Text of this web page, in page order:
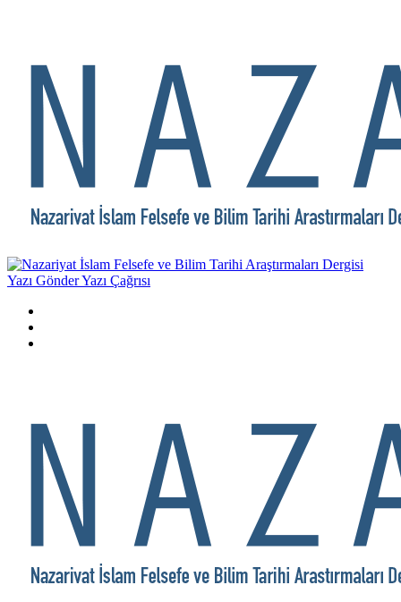
Yazı GönderYazı Çağrısı